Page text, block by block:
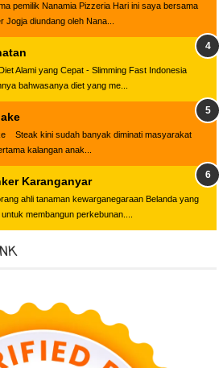
pemilik Nanamia Pizzeria Hari ini saya bersama
diundang oleh Nana...
Alami yang Cepat - Slimming Fast Indonesia
bahwasanya diet yang me...
Steak kini sudah banyak diminati masyarakat
kalangan anak...
Karanganyar
ahli tanaman kewarganegaraan Belanda yang
membangun perkebunan....